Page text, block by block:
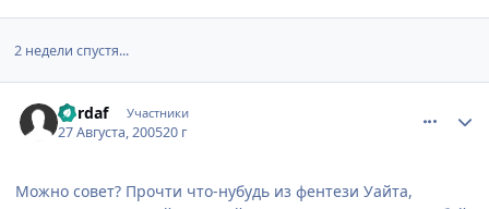
2 недели спустя...
Cordaf Участники
27 Августа, 200520 г
Можно совет? Прочти что-нубудь из фентези Уайта,